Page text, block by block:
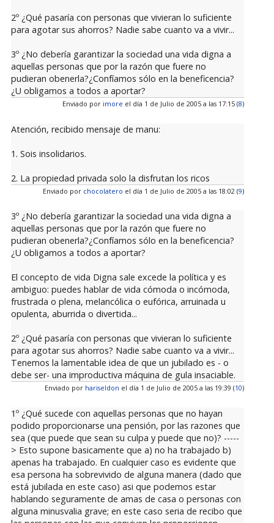
2º ¿Qué pasaría con personas que vivieran lo suficiente
para agotar sus ahorros? Nadie sabe cuanto va a vivir...
3º ¿No debería garantizar la sociedad una vida digna a
aquellas personas que por la razón que fuere no
pudieran obenerla?¿Confíamos sólo en la beneficencia?
¿U obligamos a todos a aportar?
Enviado por imore el día 1 de Julio de 2005 a las 17:15 (8)
Atención, recibido mensaje de manu:
1. Sois insolidarios.
2. La propiedad privada solo la disfrutan los ricos
Enviado por chocolatero el día 1 de Julio de 2005 a las 18:02 (9)
3º ¿No debería garantizar la sociedad una vida digna a
aquellas personas que por la razón que fuere no
pudieran obenerla?¿Confíamos sólo en la beneficencia?
¿U obligamos a todos a aportar?
El concepto de vida Digna sale excede la política y es
ambiguo: puedes hablar de vida cómoda o incómoda,
frustrada o plena, melancólica o eufórica, arruinada u
opulenta, aburrida o divertida...
2º ¿Qué pasaría con personas que vivieran lo suficiente
para agotar sus ahorros? Nadie sabe cuanto va a vivir...
Tenemos la lamentable idea de que un jubilado es - o
debe ser- una improductiva máquina de gula insaciable.
Enviado por hariseldon el día 1 de Julio de 2005 a las 19:39 (10)
1º ¿Qué sucede con aquellas personas que no hayan
podido proporcionarse una pensión, por las razones que
sea (que puede que sean su culpa y puede que no)? -----
> Esto supone basicamente que a) no ha trabajado b)
apenas ha trabajado. En cualquier caso es evidente que
esa persona ha sobrevivido de alguna manera (dado que
está jubilada en este caso) asi que podemos estar
hablando seguramente de amas de casa o personas con
alguna minusvalia grave; en este caso seria de recibo que